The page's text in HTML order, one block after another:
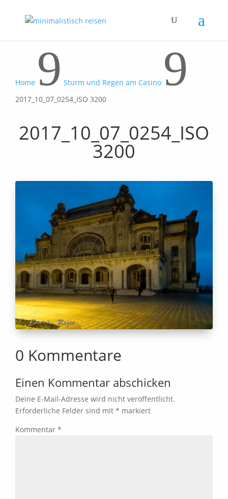
Home 9 Sturm und Regen am Casino 9
2017_10_07_0254_ISO 3200
2017_10_07_0254_ISO
3200
0 Kommentare
Einen Kommentar abschicken
Deine E-Mail-Adresse wird nicht veröffentlicht.
Erforderliche Felder sind mit * markiert
Kommentar *